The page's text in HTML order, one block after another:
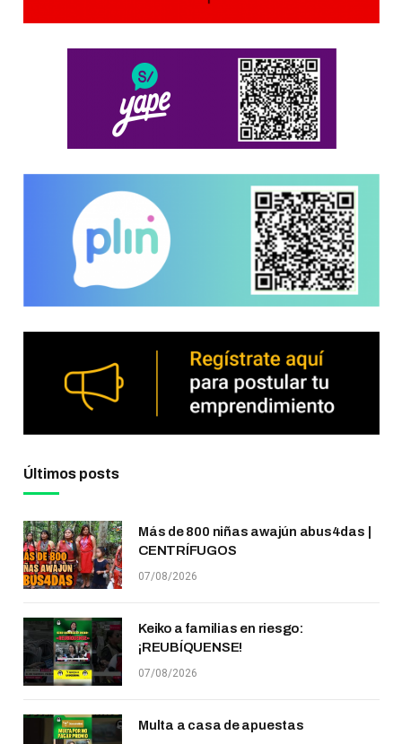
Últimos posts
Más de 800 niñas awajún abus4das |
CENTRÍFUGOS
07/08/2026
Keiko a familias en riesgo:
¡REUBÍQUENSE!
07/08/2026
Multa a casa de apuestas